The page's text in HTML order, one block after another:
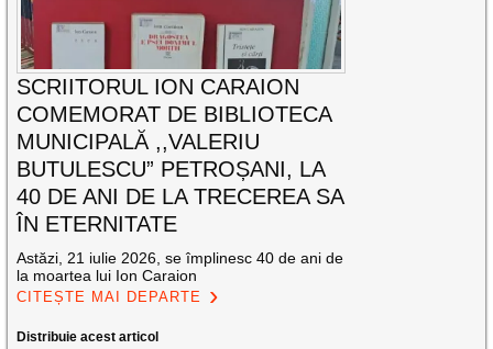
SCRIITORUL ION CARAION
COMEMORAT DE BIBLIOTECA
MUNICIPALĂ ,,VALERIU
BUTULESCU” PETROȘANI, LA
40 DE ANI DE LA TRECEREA SA
ÎN ETERNITATE
Astăzi, 21 iulie 2026, se împlinesc 40 de ani de
la moartea lui Ion Caraion
CITEȘTE MAI DEPARTE
Distribuie acest articol